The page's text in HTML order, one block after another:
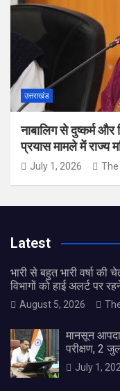
उत्तराखंड
नाबालिग से दुष्कर्म और
प्रयास मामले में राज्य
July 1, 2026 The
Latest
भारी से बहुत भारी वर्षा
विभागों को हाई अलर्ट पर
August 5, 2026
मानसून आपदा
परीक्षण, 2
July 1,